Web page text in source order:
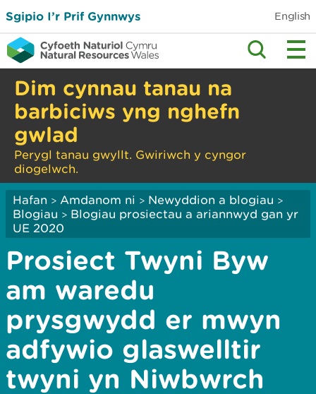
Sgipio I’r Prif Gynnwys English
Dim cynnau tanau na
barbiciws yng nghefn
gwlad
Perygl tanau gwyllt. Gwiriwch y cyngor
diogelwch.
Hafan > Amdanom ni > Newyddion a blogiau >
Blogiau > Blogiau prosiectau a ariannwyd gan yr
UE 2020
Prosiect Twyni Byw
am waredu
prysgwydd er mwyn
adfywio glaswelltir
twyni yn Niwbwrch